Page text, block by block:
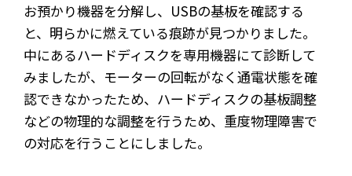
お預かり機器を分解し、USBの基板を確認する
と、明らかに燃えている痕跡が見つかりました。
中にあるハードディスクを専用機器にて診断して
みましたが、モーターの回転がなく通電状態を確
認できなかったため、ハードディスクの基板調整
などの物理的な調整を行うため、重度物理障害で
の対応を行うことにしました。